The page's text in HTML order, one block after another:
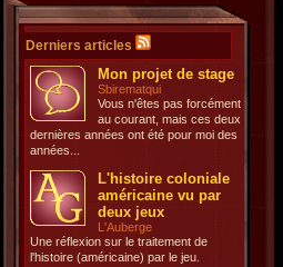
Derniers articles
Mon projet de stage
Sbirematqui
Vous n'êtes pas forcément
au courant, mais ces deux
dernières années ont été pour moi des
années...
L'histoire coloniale
américaine vu par
deux jeux
L'Auberge
Une réflexion sur le traitement de
l'histoire (américaine) par le jeu.